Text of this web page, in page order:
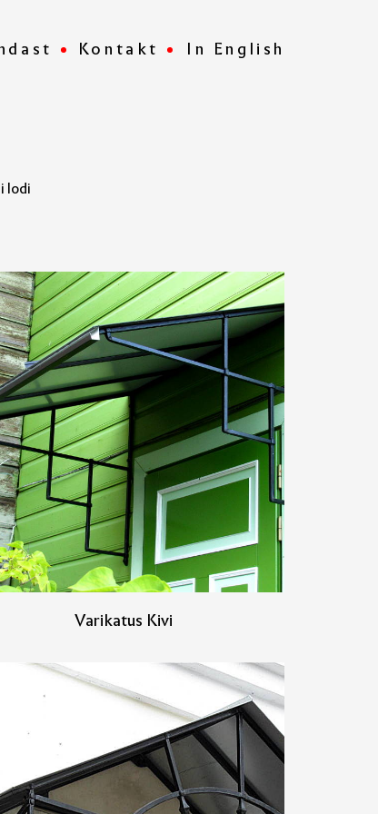
Kontakt In English
lodi
Varikatus Kivi